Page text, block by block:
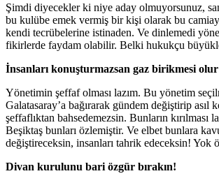
Şimdi diyecekler ki niye aday olmuyorsunuz,
bu kulübe emek vermiş bir kişi olarak bu
kendi tecrübelerine istinaden. Ve dinlemedi
fikirlerde faydam olabilir. Belki hukukçu
İnsanları konuşturmazsan gaz birikmesi
Yönetimin şeffaf olması lazım. Bu yönetim
Galatasaray’a bağırarak gündem değiştirip
şeffaflıktan bahsedemezsin. Bunların kırılması
Beşiktaş bunları özlemiştir. Ve elbet bunlara
değiştireceksin, insanları tahrik edeceksin!
Divan kurulunu bari özgür bırakın!